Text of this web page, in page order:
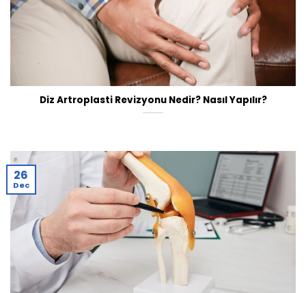
Diz Artroplasti Revizyonu Nedir? Nasıl Yapılır?
26
Dec